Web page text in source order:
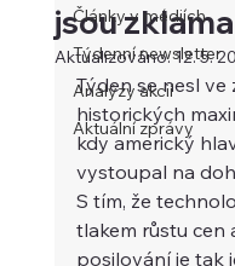
Články v médiích
Týdenní newsletter
Analýzy akcií
Aktuální zprávy
jsou
Aktualizováno:12. 5.
Týden se nesl
historických
kdy americký
vystoupal na
S tím, že
tlakem růstu cen
posilování je tak